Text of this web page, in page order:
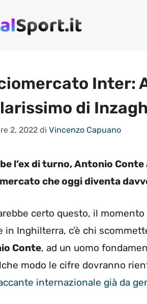
Inter:
di
2, 2022 di Vincenzo Capuano
l’ex di turno, Antonio
che oggi diventa
certo questo, il
in Inghilterra, c’è chi
Conte, ad un uomo
modo le cifre dovranno
internazionale già da